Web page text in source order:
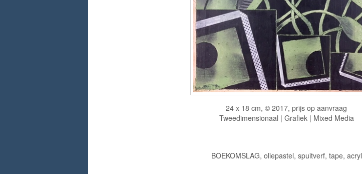
24 x 18 cm, © 2017, prijs op aanvraag
Tweedimensionaal | Grafiek | Mixed Media
BOEKOMSLAG, oliepastel, spuitverf, tape, acryl